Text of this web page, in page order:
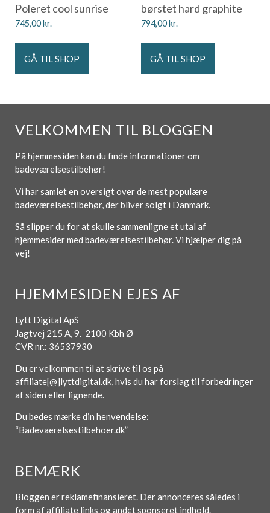
Poleret cool sunrise
745,00kr.
GÅ TIL SHOP
børstet hard graphite
794,00kr.
GÅ TIL SHOP
VELKOMMEN TIL BLOGGEN
På hjemmesiden kan du finde informationer om
badeværelsestilbehør!
Vi har samlet en oversigt over de mest populære
badeværelsestilbehør, der bliver solgt i Danmark.
Så slipper du for at skulle sammenligne et utal af
hjemmesider med badeværelsestilbehør. Vi hjælper dig på
vej!
HJEMMESIDEN EJES AF
Lytt Digital ApS
Jagtvej 215 A, 9. 2100 Kbh Ø
CVR nr.: 36537930
Du er velkommen til at skrive til os på
affiliate[@]lyttdigital.dk, hvis du har forslag til forbedringer
af siden eller lignende.
Du bedes mærke din henvendelse:
“Badevaerelsestilbehoer.dk”
BEMÆRK
Bloggen er reklamefinansieret. Der annonceres således i
form af affiliate links og andet sponseret indhold.